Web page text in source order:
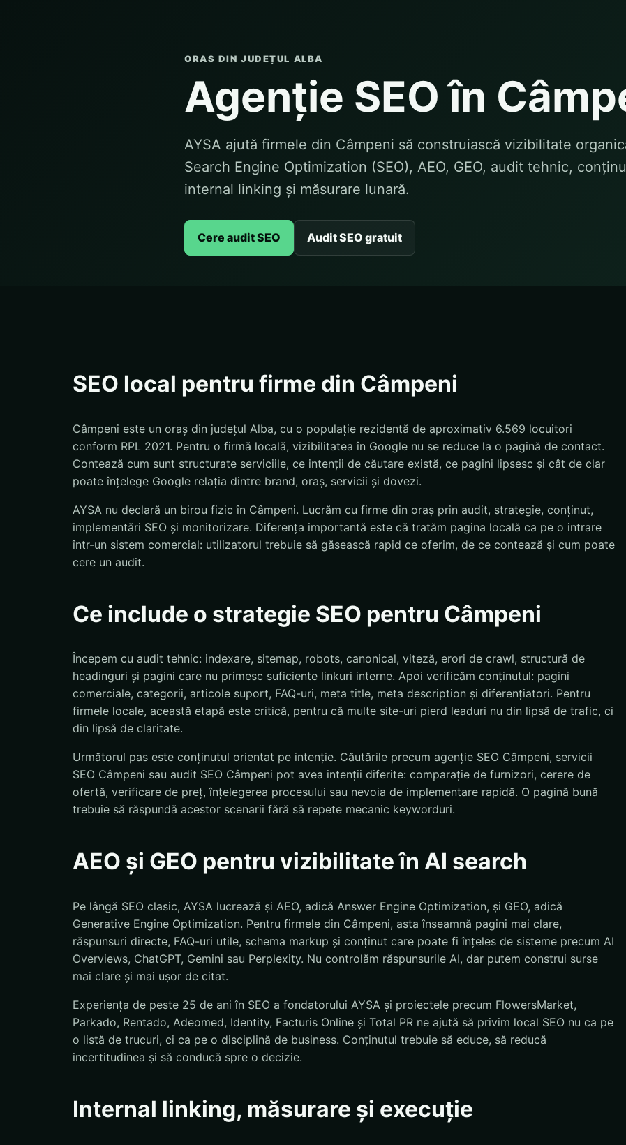
ORAS DIN JUDEȚUL ALBA
Agenție SEO în
AYSA ajută firmele din Câmpeni să construiască vizibilitate
Search Engine Optimization (SEO), AEO, GEO, audit tehnic,
internal linking și măsurare lunară.
Cere audit SEO Audit SEO gratuit
SEO local pentru firme din Câmpeni
Câmpeni este un oraș din județul Alba, cu o populație rezidentă de aproximativ 6.569 locuitori
conform RPL 2021. Pentru o firmă locală, vizibilitatea în Google nu se reduce la o pagină de contact.
Contează cum sunt structurate serviciile, ce intenții de căutare există, ce pagini lipsesc și cât de clar
poate înțelege Google relația dintre brand, oraș, servicii și dovezi.
AYSA nu declară un birou fizic în Câmpeni. Lucrăm cu firme din oraș prin audit, strategie, conținut,
implementări SEO și monitorizare. Diferența importantă este că tratăm pagina locală ca pe o intrare
într-un sistem comercial: utilizatorul trebuie să găsească rapid ce oferim, de ce contează și cum poate
cere un audit.
Ce include o strategie SEO pentru Câmpeni
Începem cu audit tehnic: indexare, sitemap, robots, canonical, viteză, erori de crawl, structură de
headinguri și pagini care nu primesc suficiente linkuri interne. Apoi verificăm conținutul: pagini
comerciale, categorii, articole suport, FAQ-uri, meta title, meta description și diferențiatori. Pentru
firmele locale, această etapă este critică, pentru că multe site-uri pierd leaduri nu din lipsă de trafic, ci
din lipsă de claritate.
Următorul pas este conținutul orientat pe intenție. Căutările precum agenție SEO Câmpeni, servicii
SEO Câmpeni sau audit SEO Câmpeni pot avea intenții diferite: comparație de furnizori, cerere de
ofertă, verificare de preț, înțelegerea procesului sau nevoia de implementare rapidă. O pagină bună
trebuie să răspundă acestor scenarii fără să repete mecanic keyworduri.
AEO și GEO pentru vizibilitate în AI search
Pe lângă SEO clasic, AYSA lucrează și AEO, adică Answer Engine Optimization, și GEO, adică
Generative Engine Optimization. Pentru firmele din Câmpeni, asta înseamnă pagini mai clare,
răspunsuri directe, FAQ-uri utile, schema markup și conținut care poate fi înțeles de sisteme precum AI
Overviews, ChatGPT, Gemini sau Perplexity. Nu controlăm răspunsurile AI, dar putem construi surse
mai clare și mai ușor de citat.
Experiența de peste 25 de ani în SEO a fondatorului AYSA și proiectele precum FlowersMarket,
Parkado, Rentado, Adeomed, Identity, Facturis Online și Total PR ne ajută să privim local SEO nu ca pe
o listă de trucuri, ci ca pe o disciplină de business. Conținutul trebuie să educe, să reducă
incertitudinea și să conducă spre o decizie.
Internal linking, măsurare și execuție